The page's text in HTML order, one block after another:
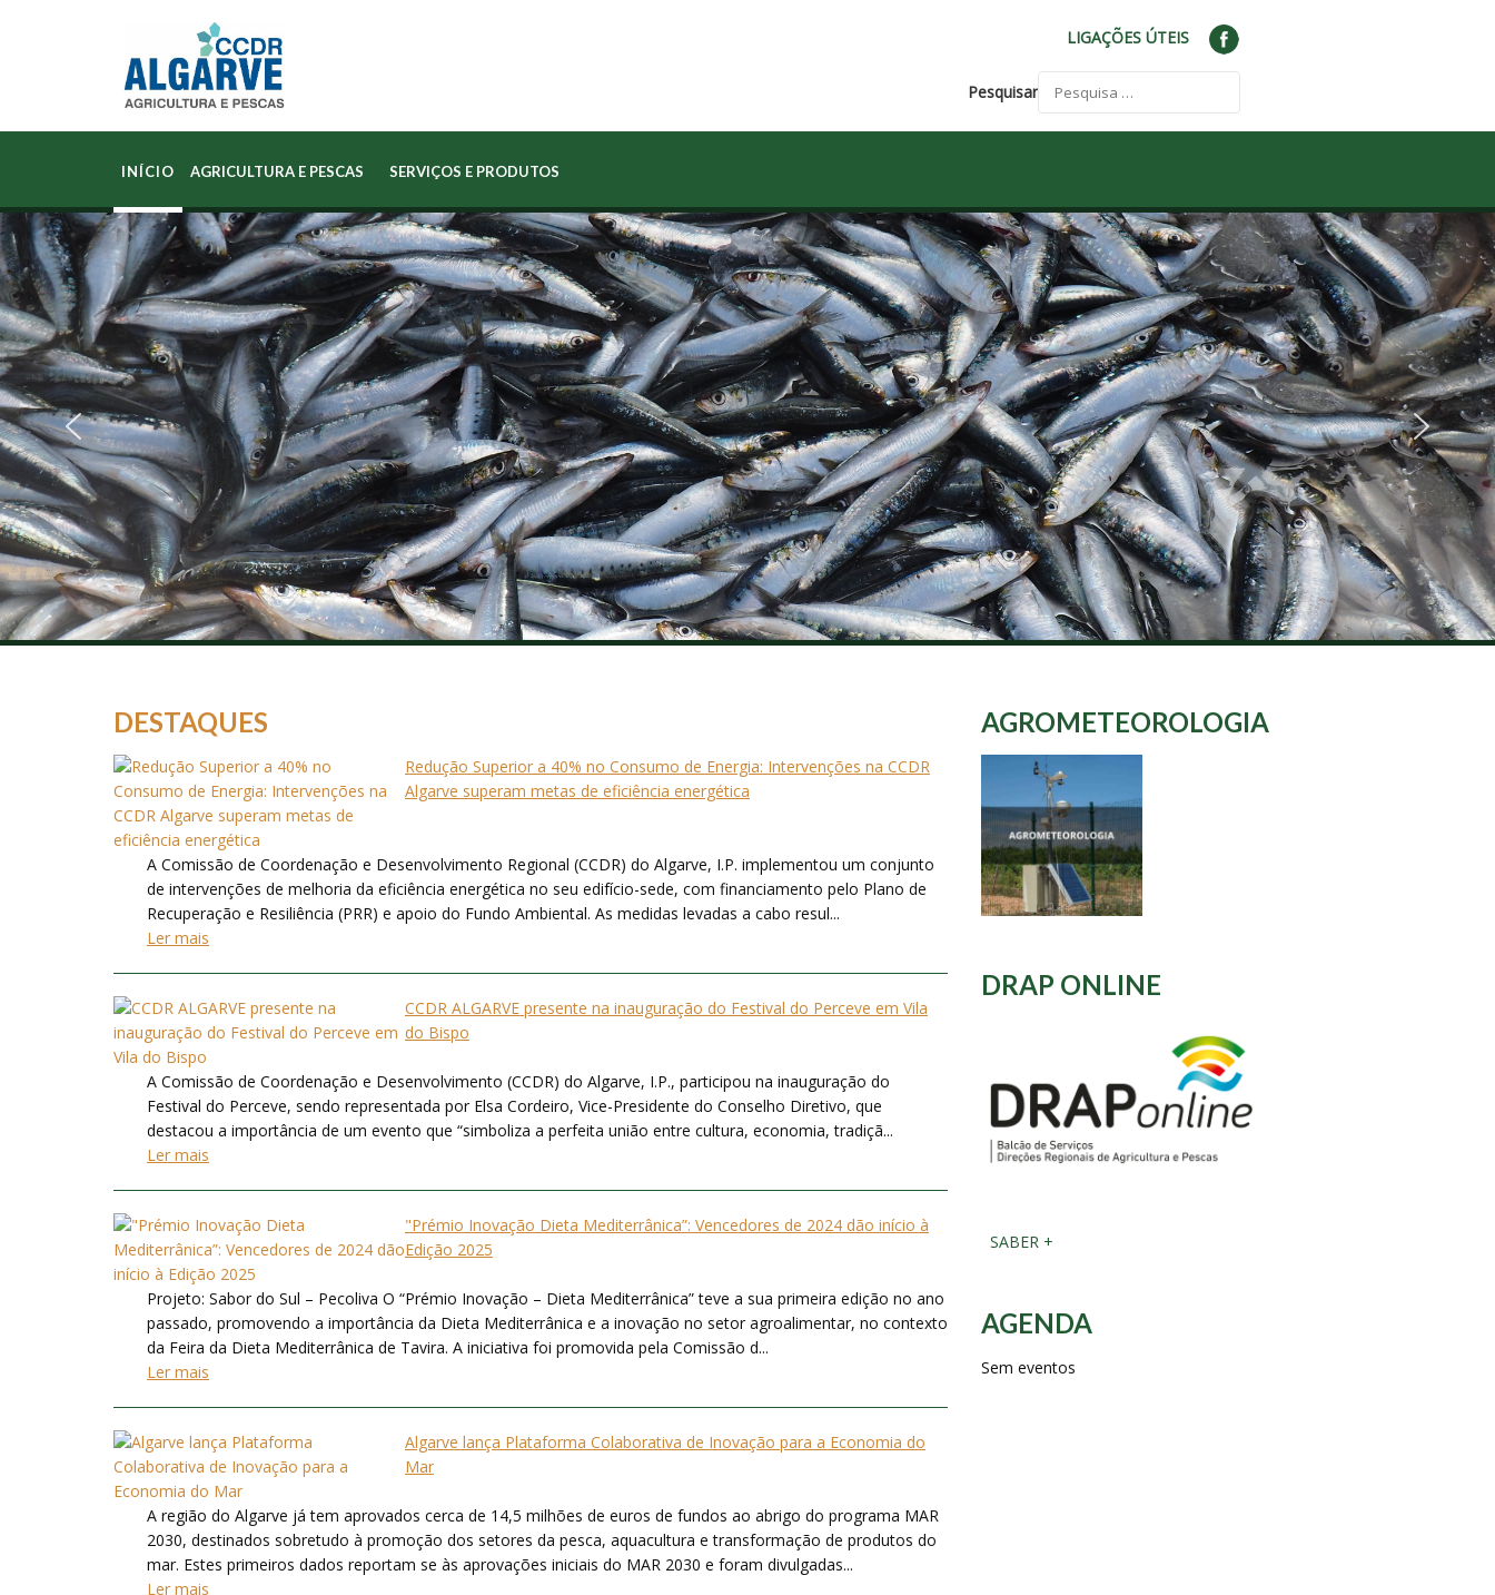
LIGAÇÕES ÚTEIS
Pesquisar
INÍCIO AGRICULTURA E PESCAS SERVIÇOS E PRODUTOS
DESTAQUES
Redução Superior a 40% no Consumo de Energia: Intervenções na CCDR
Algarve superam metas de eficiência energética
A Comissão de Coordenação e Desenvolvimento Regional (CCDR) do Algarve, I.P. implementou um conjunto
de intervenções de melhoria da eficiência energética no seu edifício-sede, com financiamento pelo Plano de
Recuperação e Resiliência (PRR) e apoio do Fundo Ambiental. As medidas levadas a cabo resul...
Ler mais
CCDR ALGARVE presente na inauguração do Festival do Perceve em Vila
do Bispo
A Comissão de Coordenação e Desenvolvimento (CCDR) do Algarve, I.P., participou na inauguração do
Festival do Perceve, sendo representada por Elsa Cordeiro, Vice-Presidente do Conselho Diretivo, que
destacou a importância de um evento que “simboliza a perfeita união entre cultura, economia, tradiçã...
Ler mais
"Prémio Inovação Dieta Mediterrânica”: Vencedores de 2024 dão início à
Edição 2025
Projeto: Sabor do Sul – Pecoliva O “Prémio Inovação – Dieta Mediterrânica” teve a sua primeira edição no ano
passado, promovendo a importância da Dieta Mediterrânica e a inovação no setor agroalimentar, no contexto
da Feira da Dieta Mediterrânica de Tavira. A iniciativa foi promovida pela Comissão d...
Ler mais
Algarve lança Plataforma Colaborativa de Inovação para a Economia do
Mar
A região do Algarve já tem aprovados cerca de 14,5 milhões de euros de fundos ao abrigo do programa MAR
2030, destinados sobretudo à promoção dos setores da pesca, aquacultura e transformação de produtos do
mar. Estes primeiros dados reportam se às aprovações iniciais do MAR 2030 e foram divulgadas...
Ler mais
AGROMETEOROLOGIA
DRAP ONLINE
SABER +
AGENDA
Sem eventos